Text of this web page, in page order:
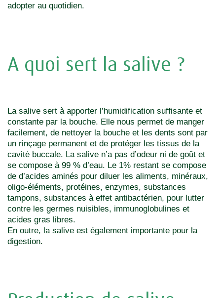
adopter au quotidien.
A quoi sert la salive ?
La salive sert à apporter l’humidification suffisante et
constante par la bouche. Elle nous permet de manger
facilement, de nettoyer la bouche et les dents sont par
un rinçage permanent et de protéger les tissus de la
cavité buccale. La salive n’a pas d’odeur ni de goût et
se compose à 99 % d’eau. Le 1% restant se compose
de d’acides aminés pour diluer les aliments, minéraux,
oligo-éléments, protéines, enzymes, substances
tampons, substances à effet antibactérien, pour lutter
contre les germes nuisibles, immunoglobulines et
acides gras libres.
En outre, la salive est également importante pour la
digestion.